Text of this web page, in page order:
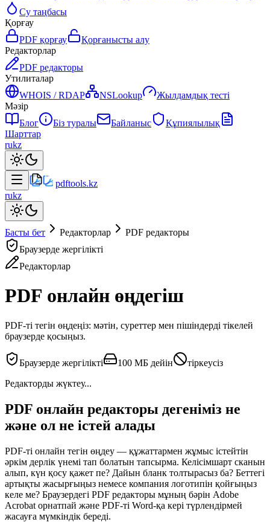
Су таңбасы
Қорғау
PDF қорғау
Қорғанысты алу
Редакторлар
PDF редакторы
Утилиталар
WHOIS / RDAP
NSLookup
Жылдамдық тесті
Мәзір
Блог
Біз туралы Байланыс
Құпиялылық
Шарттар
rukz
pdftools.kz
rukz
Басты бет Редакторлар
PDF редакторы
Браузерде жергілікті
Редакторлар
PDF онлайн өңдегіш
PDF-ті тегін өңдеңіз: мәтін, суреттер мен пішіндерді тікелей
браузерде қосыңыз.
Браузерде жергілікті 100 МБ дейін
тіркеусіз
Редакторды жүктеу...
PDF онлайн редакторы дегеніміз не
және ол не істей алады
PDF-ті онлайн тегін өңдеу — құжаттармен жұмыс істейтін
әркім дерлік үнемі тап болатын тапсырма. Келісімшарт сканын
алып, күн қосу қажет пе? Дайын бланк толтырасыз ба? Беттегі
артықты жасырғыңыз немесе компания логотипін қойғыңыз
келе ме? Браузердегі PDF редакторы мұның бәрін Adobe
Acrobat орнатпай және PDF-ті Word-қа кері түрлендірмей
жасауға мүмкіндік береді.